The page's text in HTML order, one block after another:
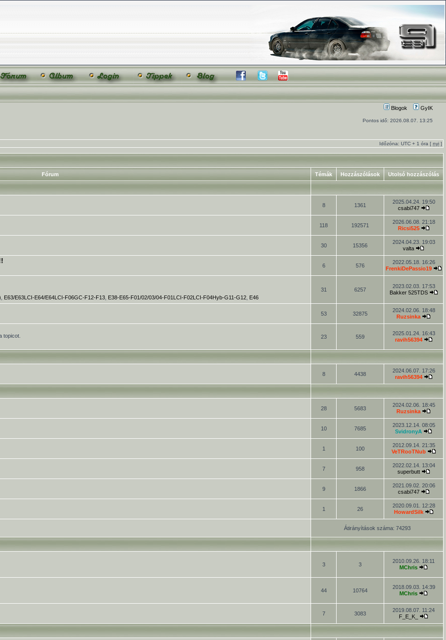
Blogok GyIK
Pontos idő: 2026.08.07. 13:25
Időzóna: UTC + 1 óra [ nyi ]
Fórum Témák Hozzászólások Utolsó hozzászólás
8 1361
2025.04.24. 19:50
csabi747
118 192571
2026.06.08. 21:18
Ricsi525
30 15356
2024.04.23. 19:03
valta
6 576
2022.05.18. 16:26
FrenkiDePassio19
E63/E63LCI-E64/E64LCI-F06GC-F12-F13 E38-E65-F01/02/03/04-F01LCI-F02LCI-F04Hyb-G11-G12 E46
31 6257
2023.02.03. 17:53
Bakker 525TDS
53 32875
2024.02.06. 18:48
Ruzsinka
topicot.
23 559
2025.01.24. 16:43
ravih56394
8 4438
2024.06.07. 17:26
ravih56394
28 5683
2024.02.06. 18:45
Ruzsinka
10 7685
2023.12.14. 08:05
SvidronyA
1 100
2012.09.14. 21:35
VeTRooTNub
7 958
2022.02.14. 13:04
superbutt
9 1866
2021.09.02. 20:06
csabi747
1 26
2020.09.01. 12:28
HowardSilk
Átirányítások száma: 74293
3 3
2010.09.26. 18:11
MChris
44 10764
2018.09.03. 14:39
MChris
7 3083
2019.08.07. 11:24
F_E_K_